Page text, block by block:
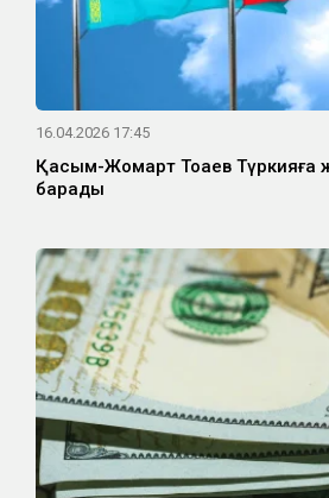
16.04.2026 17:45
Қасым-Жомарт Тоқаев
барады